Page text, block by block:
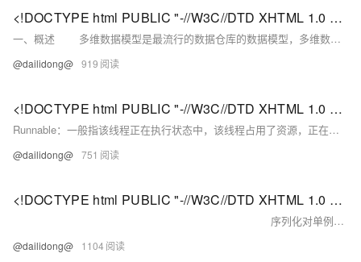
<!DOCTYPE html PUBLIC "-//W3C//DTD XHTML 1.0 Transitional//EN" "http://www.w3.org/TR/xhtml1/DTD/xhtml1-strict.dtd"> <html><head><meta http-equiv="Cont
一、概述 多维数据模型是最流行的数据仓库的数据模型，多维数据模型最典型的数据模式包括星型模式、雪花模式和事实星座模式，本文以实例方式展示三者的模式和区别。
@dailidong@ 919
<!DOCTYPE html PUBLIC "-//W3C//DTD XHTML 1.0 Transitional//EN" "http://www.w3.org/TR/xhtml1/DTD/xhtml1-strict.dtd"> <html><head><meta http-equiv="Cont
Runnable：一般指该线程正在执行状态中，该线程占用了资源，正在处理某个请求，例如有可能在对某个文件操作，有可能进行数据类型等转换。
@dailidong@ 751
<!DOCTYPE html PUBLIC "-//W3C//DTD XHTML 1.0 Transitional//EN" "http://www.w3.org/TR/xhtml1/DTD/xhtml1-strict.dtd"> <html><head><meta http-equiv="Cont
序列化对单例的破坏 本文将通过实例+阅读Java源码的方式介绍序列化是如何破坏单例模式的，以及如何避免序列化对单例的破坏。
@dailidong@ 1104